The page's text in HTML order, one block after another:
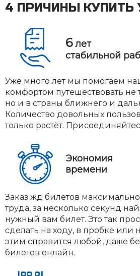
4 ПРИЧИНЫ КУПИТЬ
6лет
стабильной
Уже много лет мы помогаем
комфортом путешествовать не
но и в страны ближнего и
Количество довольных
только растёт.
Экономия
времени
Заказ жд билетов
труда, за несколько секунд
нужный вам билет. Это так
сделать на ходу, в пробке или
этим справится любой, даже
билетов онлайн.